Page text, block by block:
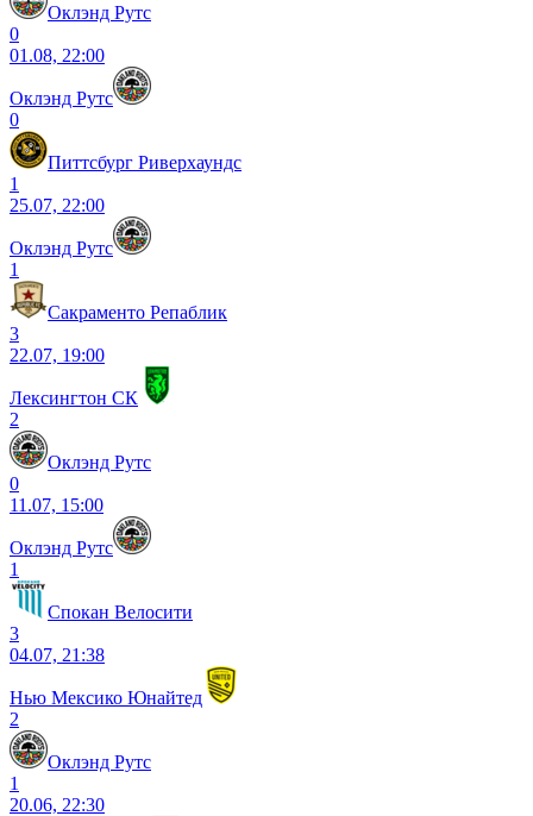
Оклэнд Рутс
0
01.08, 22:00
Оклэнд Рутс
0
Питтсбург Риверхаундс
1
25.07, 22:00
Оклэнд Рутс
1
Сакраменто Репаблик
3
22.07, 19:00
Лексингтон СК
2
Оклэнд Рутс
0
11.07, 15:00
Оклэнд Рутс
1
Спокан Велосити
3
04.07, 21:38
Нью Мексико Юнайтед
2
Оклэнд Рутс
1
20.06, 22:30